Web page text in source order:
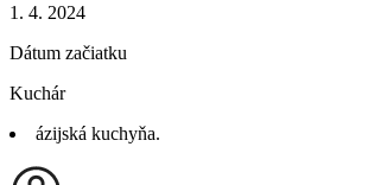
1. 4. 2024
Dátum začiatku
Kuchár
ázijská kuchyňa.